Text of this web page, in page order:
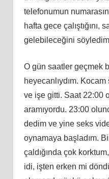
telefonumun
hafta gece çalıştığını,
gelebileceğini
O gün saatler geçmek
heyecanlıydım. Kocam
ve işe gitti. Saat 22:00
aramıyordu. 23:00
dedim ve yine seks
oynamaya başladım.
çaldığında çok
idi, işten erken mi